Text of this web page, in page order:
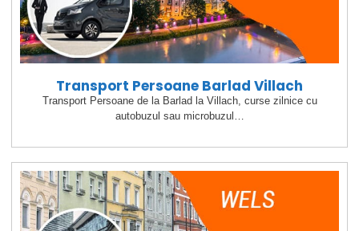
Transport Persoane Barlad Villach
Transport Persoane de la Barlad la Villach, curse zilnice cu
autobuzul sau microbuzul…